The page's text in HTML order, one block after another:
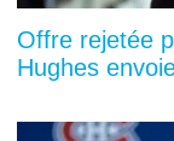
Offre rejetée
Hughes